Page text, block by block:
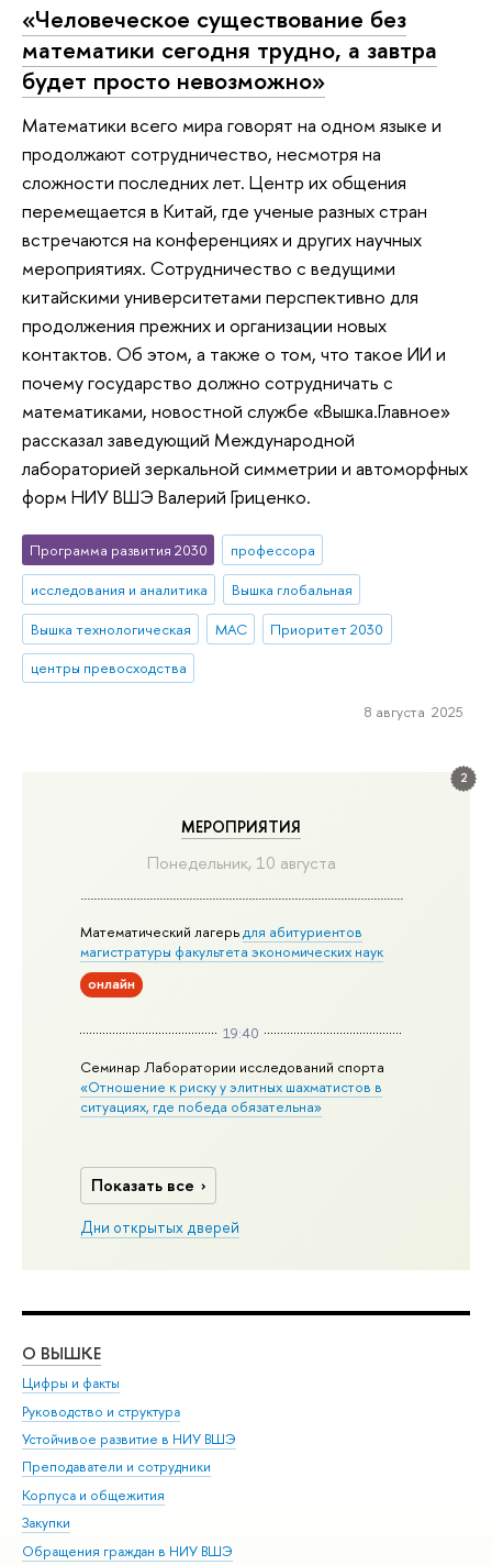
2
МЕРОПРИЯТИЯ
Понедельник, 10 августа
Математический лагерь для абитуриентов
магистратуры факультета экономических наук
онлайн
19:40
Семинар Лаборатории исследований спорта
«Отношение к риску у элитных шахматистов в
ситуациях, где победа обязательна»
Показать все
Дни открытых дверей
«Человеческое существование без
математики сегодня трудно, а завтра
будет просто невозможно»
Математики всего мира говорят на одном языке и
продолжают сотрудничество, несмотря на
сложности последних лет. Центр их общения
перемещается в Китай, где ученые разных стран
встречаются на конференциях и других научных
мероприятиях. Сотрудничество с ведущими
китайскими университетами перспективно для
продолжения прежних и организации новых
контактов. Об этом, а также о том, что такое ИИ и
почему государство должно сотрудничать с
математиками, новостной службе «Вышка.Главное»
рассказал заведующий Международной
лабораторией зеркальной симметрии и автоморфных
форм НИУ ВШЭ Валерий Гриценко.
Программа развития 2030
профессора
исследования и аналитика
Вышка глобальная
Вышка технологическая
МАС
Приоритет 2030
центры превосходства
8 августа 2025
О ВЫШКЕ
Цифры и факты
Руководство и структура
Устойчивое развитие в НИУ ВШЭ
Преподаватели и сотрудники
Корпуса и общежития
Закупки
Обращения граждан в НИУ ВШЭ